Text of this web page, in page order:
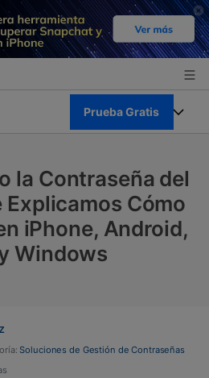
Prueba Gratis
16
la Contraseña del
Explicamos Cómo
iPhone, Android,
Windows
Soluciones de Gestión de Contraseñas